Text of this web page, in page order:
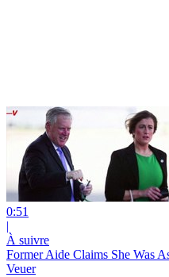
0:51
|
À suivre
Former Aide Claims She Was
Veuer